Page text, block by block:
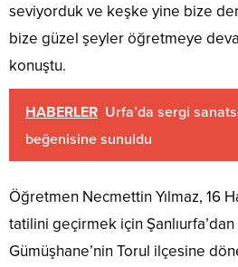
seviyorduk ve keşke yine bize
bize güzel şeyler öğretmeye
konuştu.
HABERLER Urfa’da sergi
beğenisine sunuldu
Öğretmen Necmettin Yılmaz, 16
tatilini geçirmek için
Gümüşhane’nin Torul ilçesine